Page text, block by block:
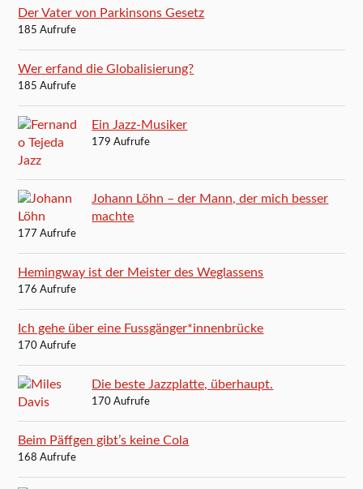
Der Vater von Parkinsons Gesetz
185 Aufrufe
Wer erfand die Globalisierung?
185 Aufrufe
Ein Jazz-Musiker
179 Aufrufe
Johann Löhn – der Mann, der mich besser
machte
177 Aufrufe
Hemingway ist der Meister des Weglassens
176 Aufrufe
Ich gehe über eine Fussgänger*innenbrücke
170 Aufrufe
Die beste Jazzplatte, überhaupt.
170 Aufrufe
Beim Päffgen gibt’s keine Cola
168 Aufrufe